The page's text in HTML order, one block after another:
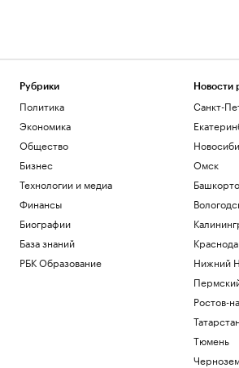
Рубрики
Политика
Экономика
Общество
Бизнес
Технологии и медиа
Финансы
Биографии
База знаний
РБК Образование
Новости
Санкт-
Омск
Нижний
Ростов-
Татарстан
Тюмень